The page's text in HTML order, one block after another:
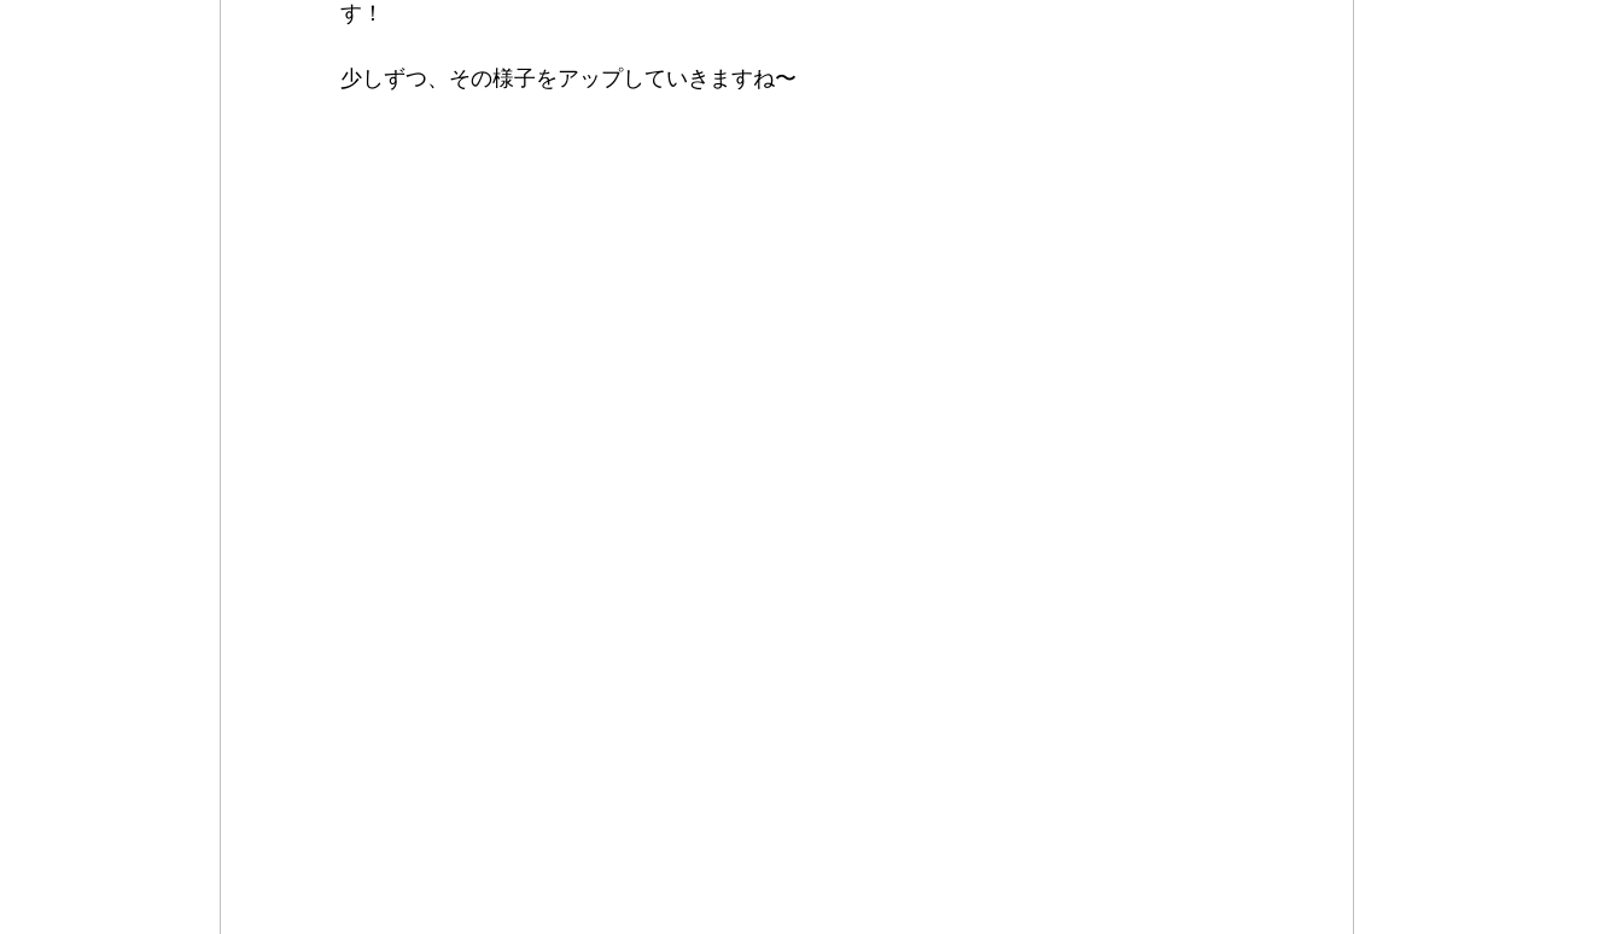
す！
少しずつ、その様子をアップしていきますね〜